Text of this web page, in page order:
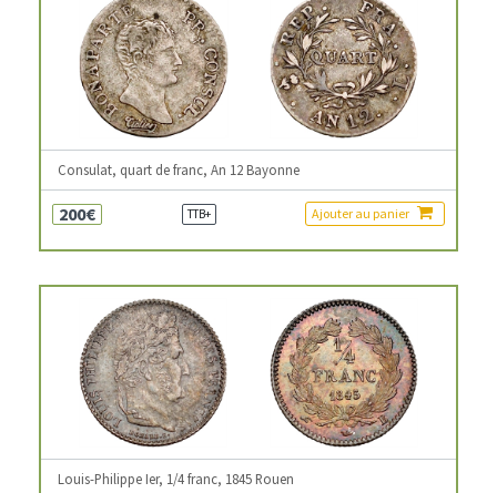
Consulat, quart de franc, An 12 Bayonne
200€ TTB+ Ajouter au panier
Louis-Philippe Ier, 1/4 franc, 1845 Rouen